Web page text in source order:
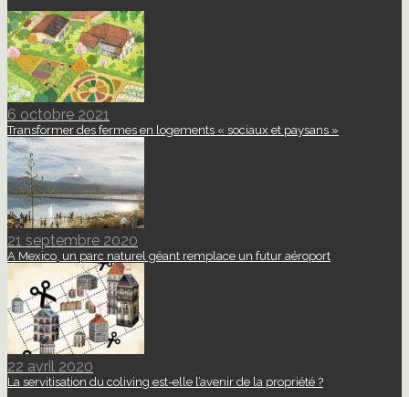
6 octobre 2021
Transformer des fermes en logements « sociaux et paysans »
21 septembre 2020
A Mexico, un parc naturel géant remplace un futur aéroport
22 avril 2020
La servitisation du coliving est-elle l’avenir de la propriété ?